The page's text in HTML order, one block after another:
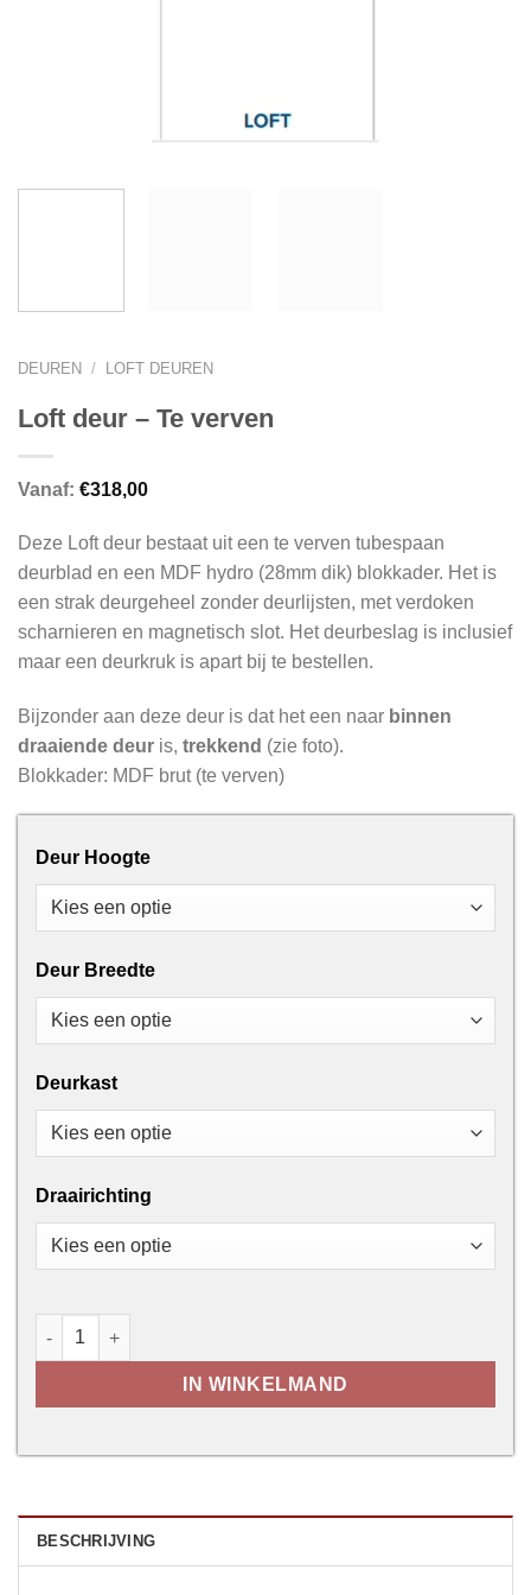
DEUREN / LOFT DEUREN
Loft deur – Te verven
Vanaf: €318,00
Deze Loft deur bestaat uit een te verven tubespaan
deurblad en een MDF hydro (28mm dik) blokkader. Het is
een strak deurgeheel zonder deurlijsten, met verdoken
scharnieren en magnetisch slot. Het deurbeslag is inclusief
maar een deurkruk is apart bij te bestellen.
Bijzonder aan deze deur is dat het een naar binnen
draaiende deur is, trekkend (zie foto).
Blokkader: MDF brut (te verven)
Deur Hoogte
Deur Breedte
Deurkast
Draairichting
Loft deur - Te verven aantal
IN WINKELMAND
BESCHRIJVING